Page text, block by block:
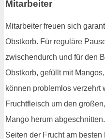
Mitarbeiter
Mitarbeiter freuen sich
Obstkorb. Für reguläre
zwischendurch und für den
Obstkorb, gefüllt mit
können problemlos verzehrt
Fruchtfleisch um den
Mango herum
Seiten der Frucht am